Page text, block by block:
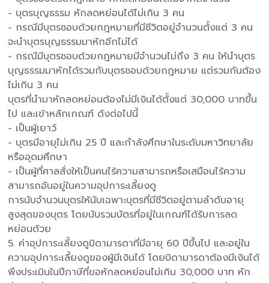
- บุตรบุญธรรม หักลดหย่อนได้ไม่เกิน 3 คน
- กรณีมีบุตรชอบด้วยกฎหมายที่มีชีวิตอยู่จำนวนตั้งแต่ 3 คน
จะนำบุตรบุญธรรมมาหักอีกไม่ได้
- กรณีมีบุตรชอบด้วยกฎหมายมีจำนวนไม่ถึง 3 คน ให้นำบุตร
บุญธรรมมาหักได้รวมกับบุตรชอบด้วยกฎหมาย แต่รวมกันต้อง
ไม่เกิน 3 คน
บุตรที่นำมาหักลดหย่อนต้องไม่มีเงินได้ตั้งแต่ 30,000 บาทขึ้น
ไป และเข้าหลักเกณฑ์ ดังต่อไปนี้
- เป็นผู้เยาว์
- บุตรมีอายุไม่เกิน 25 ปี และกำลังศึกษาในระดับมหาวิทยาลัย
หรืออุดมศึกษา
- เป็นผู้ที่ศาลสั่งให้เป็นคนไร้ความสามารถหรือเสมือนไร้ความ
สามารถอันอยู่ในความอุปการะเลี้ยงดู
การนับจำนวนบุตรให้นับเฉพาะบุตรที่มีชีวิตอยู่ตามลำดับอายุ
สูงสุดของบุตร โดยนับรวมบัตรที่อยู่ในเกณฑ์ได้รับการลด
หย่อนด้วย
5. ค่าอุปการะเลี้ยงดูบิดามารดาที่มีอายุ 60 ปีขึ้นไป และอยู่ใน
ความอุปการะเลี้ยงดูของผู้มีเงินได้ โดยบิดามารดาต้องมีเงินได้
พึงประเมินในปีภาษีที่ขอหักลดหย่อนไม่เกิน 30,000 บาท หัก